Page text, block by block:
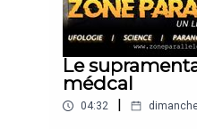
Le
médcal
04:32